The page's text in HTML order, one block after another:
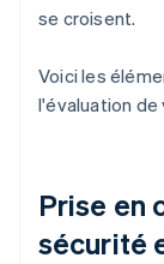
se croisent.
Voici les
l'évaluation de
Prise en
sécurité